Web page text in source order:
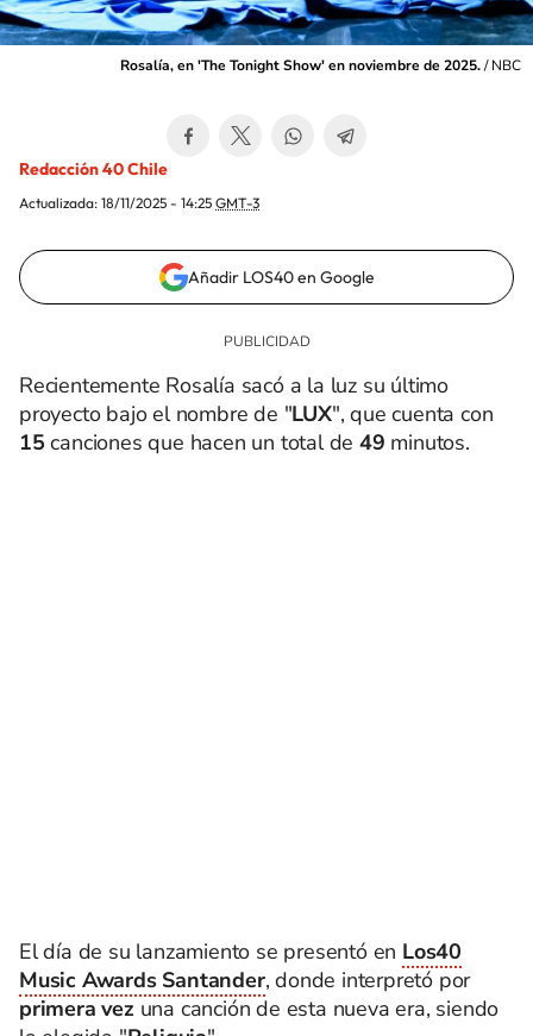
Rosalía, en 'The Tonight Show' en noviembre de 2025./NBC
Redacción 40 Chile
Actualizada: 18/11/2025 - 14:25 GMT-3
Añadir LOS40 en Google
Recientemente Rosalía sacó a la luz su último
proyecto bajo el nombre de "LUX", que cuenta con
15canciones que hacen un total de49 minutos.
El día de su lanzamiento se presentó en Los40
Music Awards Santander, donde interpretó por
primera vez una canción de esta nueva era, siendo